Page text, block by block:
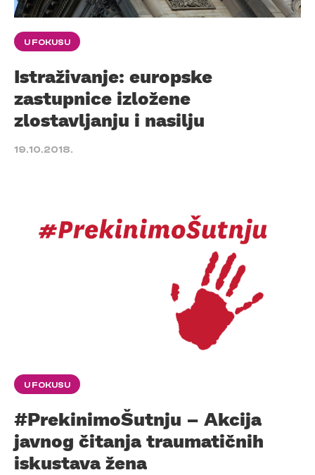
U FOKUSU
Istraživanje: europske
zastupnice izložene
zlostavljanju i nasilju
19.10.2018.
U FOKUSU
#PrekinimoŠutnju – Akcija
javnog čitanja traumatičnih
iskustava žena